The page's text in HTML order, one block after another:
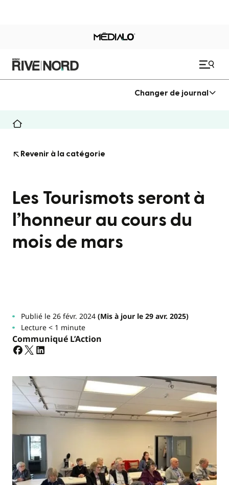
Changer de journal
Revenir à la catégorie
Les Tourismots seront à
l’honneur au cours du
mois de mars
Publié le 26 févr. 2024(Mis à jour le 29 avr. 2025)
Lecture < 1 minute
Communiqué L’Action